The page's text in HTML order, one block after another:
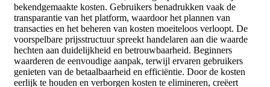
bekendgemaakte kosten. Gebruikers benadrukken vaak de
transparantie van het platform, waardoor het plannen van
transacties en het beheren van kosten moeiteloos verloopt. De
voorspelbare prijsstructuur spreekt handelaren aan die waarde
hechten aan duidelijkheid en betrouwbaarheid. Beginners
waarderen de eenvoudige aanpak, terwijl ervaren gebruikers
genieten van de betaalbaarheid en efficiëntie. Door de kosten
eerlijk te houden en verborgen kosten te elimineren, creëert